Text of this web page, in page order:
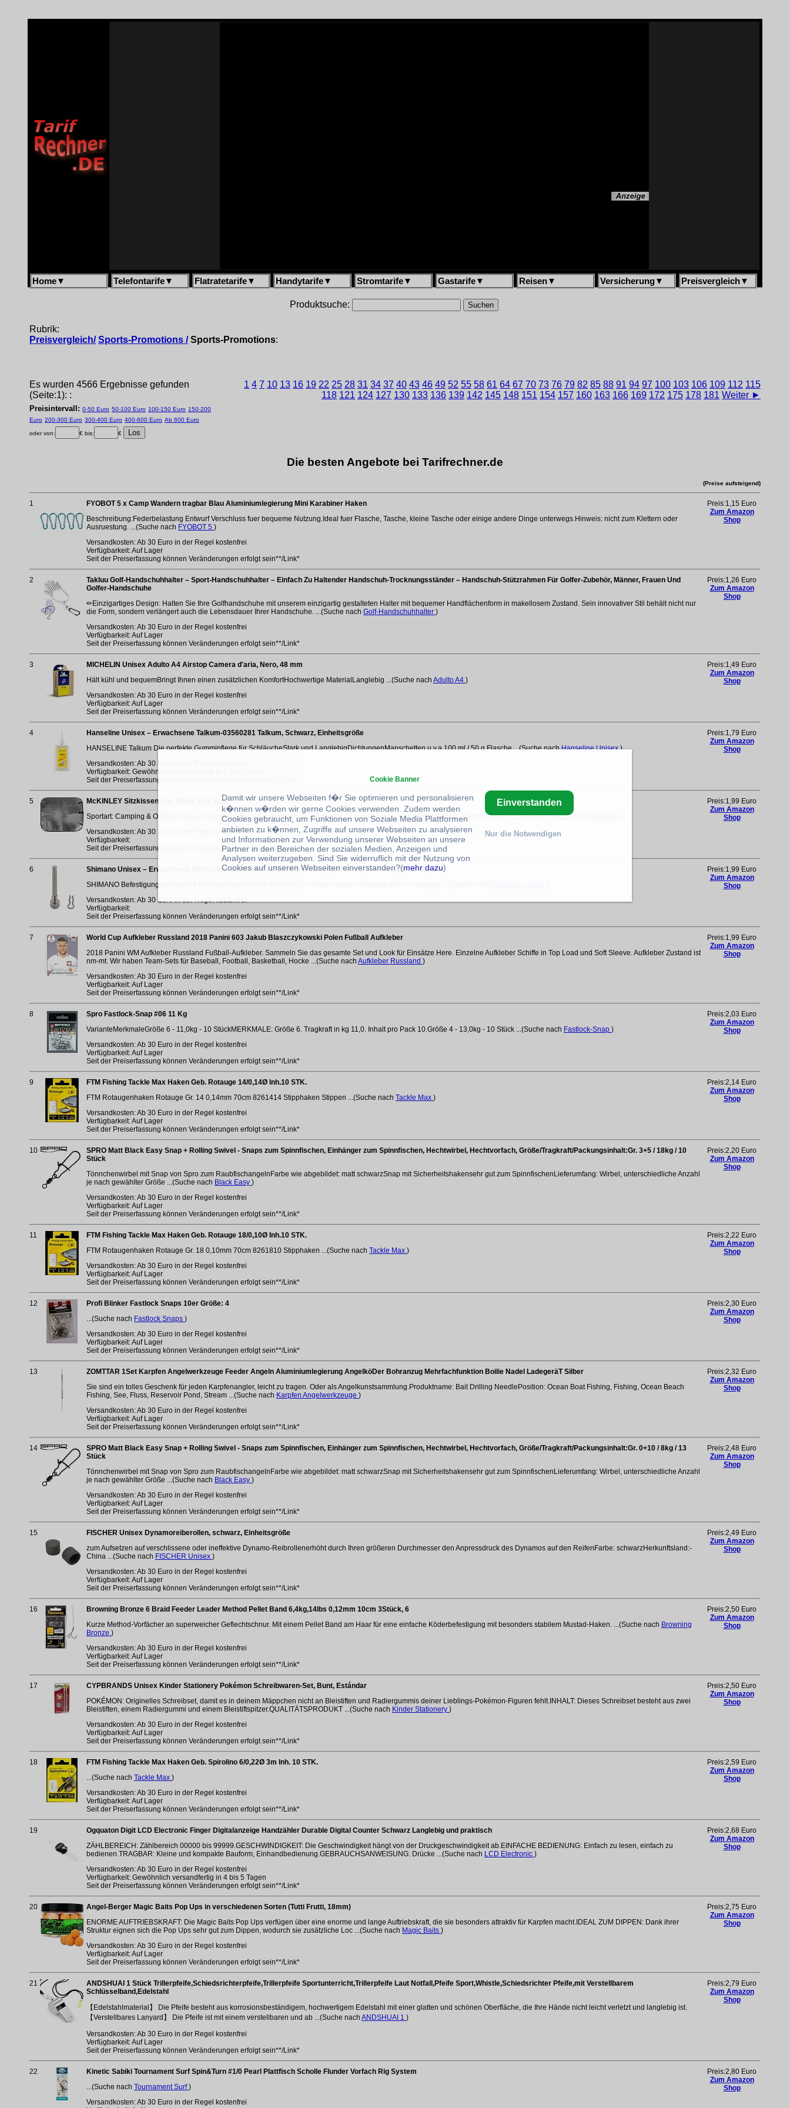
Home▼ Telefontarife▼ Flatratetarife▼ Handytarife▼ Stromtarife▼ Gastarife▼ Reisen▼ Versicherung▼ Preisvergleich▼
Produktsuche:
Rubrik:
Preisvergleich/ Sports-Promotions / Sports-Promotions:
Es wurden 4566 Ergebnisse gefunden
(Seite:1): :
1 4 7 10 13 16 19 22 25 28 31 34 37 40 43 46 49 52 55 58 61 64 67 70 73 76 79 82 85 88 91 94 97 100 103 106 109 112 115
118 121 124 127 130 133 136 139 142 145 148 151 154 157 160 163 166 169 172 175 178 181 Weiter ►
Preisintervall: 0-50 Euro 50-100 Euro 100-150 Euro 150-200
Euro 200-300 Euro 300-400 Euro 400-600 Euro Ab 600 Euro
oder von: € bis: €
Die besten Angebote bei Tarifrechner.de
(Preise aufsteigend)
1
FYOBOT 5 x Camp Wandern tragbar Blau Aluminiumlegierung Mini Karabiner Haken
Beschreibung:Federbelastung Entwurf Verschluss fuer bequeme Nutzung.Ideal fuer Flasche, Tasche, kleine Tasche oder einige andere Dinge unterwegs.Hinweis: nicht zum Klettern oder
Ausruestung. ...(Suche nach FYOBOT 5 )
Versandkosten: Ab 30 Euro in der Regel kostenfrei
Verfügbarkeit: Auf Lager
Seit der Preiserfassung können Veränderungen erfolgt sein**/Link*
Preis:1,15 Euro
Zum Amazon
Shop
2
Takluu Golf-Handschuhhalter – Sport-Handschuhhalter – Einfach Zu Haltender Handschuh-Trocknungsständer – Handschuh-Stützrahmen Für Golfer-Zubehör, Männer, Frauen Und
Golfer-Handschuhe
✏Einzigartiges Design: Halten Sie Ihre Golfhandschuhe mit unserem einzigartig gestalteten Halter mit bequemer Handflächenform in makellosem Zustand. Sein innovativer Stil behält nicht nur
die Form, sondern verlängert auch die Lebensdauer Ihrer Handschuhe. ...(Suche nach Golf-Handschuhhalter )
Versandkosten: Ab 30 Euro in der Regel kostenfrei
Verfügbarkeit: Auf Lager
Seit der Preiserfassung können Veränderungen erfolgt sein**/Link*
Preis:1,26 Euro
Zum Amazon
Shop
3
MICHELIN Unisex Adulto A4 Airstop Camera d'aria, Nero, 48 mm
Hält kühl und bequemBringt Ihnen einen zusätzlichen KomfortHochwertige MaterialLanglebig ...(Suche nach Adulto A4 )
Versandkosten: Ab 30 Euro in der Regel kostenfrei
Verfügbarkeit: Auf Lager
Seit der Preiserfassung können Veränderungen erfolgt sein**/Link*
Preis:1,49 Euro
Zum Amazon
Shop
4
Hanseline Unisex – Erwachsene Talkum-03560281 Talkum, Schwarz, Einheitsgröße
HANSELINE Talkum Die perfekte Gummipflege für SchläucheStark und LanglebigDichtungenManschetten u.v.a.100 ml / 50 g Flasche ...(Suche nachHanseline Unisex)
Versandkosten: Ab 30 Euro in der Regel kostenfrei
Verfügbarkeit: Gewöhnlich versandfertig in 2 bis 3 Tagen
Seit der Preiserfassung können Veränderungen erfolgt sein**/Link*
Preis:1,79 Euro
Zum Amazon
Shop
5
McKINLEY Sitzkissen Alu, Silber, One Size
Sportart: Camping & OutdoorFarbe: SilberVerpackungsabmessungen (L x B x H): 11.5 x 11.5 x 11.5 ZmHerkunftsland:- Deutschland ...(Suche nachMcKINLEY Sitzkissen
Versandkosten: Ab 30 Euro in der Regel kostenfrei
Verfügbarkeit:
Seit der Preiserfassung können Veränderungen erfolgt sein**/Link*
Preis:1,99 Euro
Zum Amazon
Shop
6
Shimano Unisex – Erwachsene Befestigungsbolzen-08175226 Befestigungsbolzen, Schwarz, Einheitsgröße
SHIMANO Befestigungsbolzen Für BremsbelägeStückfür BR-M785Es ist aus starkem MaterialLeicht zu reinigen ...(Suche nach
Versandkosten: Ab 30 Euro in der Regel kostenfrei
Verfügbarkeit:
Seit der Preiserfassung können Veränderungen erfolgt sein**/Link*
Preis:1,99 Euro
Zum Amazon
Shop
7
World Cup Aufkleber Russland 2018 Panini 603 Jakub Blaszczykowski Polen Fußball Aufkleber
2018 Panini WM Aufkleber Russland Fußball-Aufkleber. Sammeln Sie das gesamte Set und Look für Einsätze Here. Einzelne Aufkleber Schiffe in Top Load und Soft Sleeve. Aufkleber Zustand ist
nm-mt. Wir haben Team-Sets für Baseball, Football, Basketball, Hocke ...(Suche nach Aufkleber Russland )
Versandkosten: Ab 30 Euro in der Regel kostenfrei
Verfügbarkeit: Auf Lager
Seit der Preiserfassung können Veränderungen erfolgt sein**/Link*
Preis:1,99 Euro
Zum Amazon
Shop
8
Spro Fastlock-Snap #06 11 Kg
VarianteMerkmaleGröße 6 - 11,0kg - 10 StückMERKMALE: Größe 6. Tragkraft in kg 11,0. Inhalt pro Pack 10.Größe 4 - 13,0kg - 10 Stück ...(Suche nach Fastlock-Snap )
Versandkosten: Ab 30 Euro in der Regel kostenfrei
Verfügbarkeit: Auf Lager
Seit der Preiserfassung können Veränderungen erfolgt sein**/Link*
Preis:2,03 Euro
Zum Amazon
Shop
9
FTM Fishing Tackle Max Haken Geb. Rotauge 14/0,14Ø Inh.10 STK.
FTM Rotaugenhaken Rotauge Gr. 14 0,14mm 70cm 8261414 Stipphaken Stippen ...(Suche nach Tackle Max )
Versandkosten: Ab 30 Euro in der Regel kostenfrei
Verfügbarkeit: Auf Lager
Seit der Preiserfassung können Veränderungen erfolgt sein**/Link*
Preis:2,14 Euro
Zum Amazon
Shop
10
SPRO Matt Black Easy Snap + Rolling Swivel - Snaps zum Spinnfischen, Einhänger zum Spinnfischen, Hechtwirbel, Hechtvorfach, Größe/Tragkraft/Packungsinhalt:Gr. 3+5 / 18kg / 10
Stück
Tönnchenwirbel mit Snap von Spro zum RaubfischangelnFarbe wie abgebildet: matt schwarzSnap mit Sicherheitshakensehr gut zum SpinnfischenLieferumfang: Wirbel, unterschiedliche Anzahl
je nach gewählter Größe ...(Suche nach Black Easy )
Versandkosten: Ab 30 Euro in der Regel kostenfrei
Verfügbarkeit: Auf Lager
Seit der Preiserfassung können Veränderungen erfolgt sein**/Link*
Preis:2,20 Euro
Zum Amazon
Shop
11
FTM Fishing Tackle Max Haken Geb. Rotauge 18/0,10Ø Inh.10 STK.
FTM Rotaugenhaken Rotauge Gr. 18 0,10mm 70cm 8261810 Stipphaken ...(Suche nach Tackle Max )
Versandkosten: Ab 30 Euro in der Regel kostenfrei
Verfügbarkeit: Auf Lager
Seit der Preiserfassung können Veränderungen erfolgt sein**/Link*
Preis:2,22 Euro
Zum Amazon
Shop
12
Profi Blinker Fastlock Snaps 10er Größe: 4
...(Suche nach Fastlock Snaps )
Versandkosten: Ab 30 Euro in der Regel kostenfrei
Verfügbarkeit: Auf Lager
Seit der Preiserfassung können Veränderungen erfolgt sein**/Link*
Preis:2,30 Euro
Zum Amazon
Shop
13
ZOMTTAR 1Set Karpfen Angelwerkzeuge Feeder Angeln Aluminiumlegierung AngelköDer Bohranzug Mehrfachfunktion Boilie Nadel LadegeräT Silber
Sie sind ein tolles Geschenk für jeden Karpfenangler, leicht zu tragen. Oder als Angelkunstsammlung.Produktname: Bait Drilling NeedlePosition: Ocean Boat Fishing, Fishing, Ocean Beach
Fishing, See, Fluss, Reservoir Pond, Stream ...(Suche nach Karpfen Angelwerkzeuge )
Versandkosten: Ab 30 Euro in der Regel kostenfrei
Verfügbarkeit: Auf Lager
Seit der Preiserfassung können Veränderungen erfolgt sein**/Link*
Preis:2,32 Euro
Zum Amazon
Shop
14
SPRO Matt Black Easy Snap + Rolling Swivel - Snaps zum Spinnfischen, Einhänger zum Spinnfischen, Hechtwirbel, Hechtvorfach, Größe/Tragkraft/Packungsinhalt:Gr. 0+10 / 8kg / 13
Stück
Tönnchenwirbel mit Snap von Spro zum RaubfischangelnFarbe wie abgebildet: matt schwarzSnap mit Sicherheitshakensehr gut zum SpinnfischenLieferumfang: Wirbel, unterschiedliche Anzahl
je nach gewählter Größe ...(Suche nach Black Easy )
Versandkosten: Ab 30 Euro in der Regel kostenfrei
Verfügbarkeit: Auf Lager
Seit der Preiserfassung können Veränderungen erfolgt sein**/Link*
Preis:2,48 Euro
Zum Amazon
Shop
15
FISCHER Unisex Dynamoreiberollen, schwarz, Einheitsgröße
zum Aufsetzen auf verschlissene oder ineffektive Dynamo-Reibrollenerhöht durch Ihren größeren Durchmesser den Anpressdruck des Dynamos auf den ReifenFarbe: schwarzHerkunftsland:-
China ...(Suche nach FISCHER Unisex )
Versandkosten: Ab 30 Euro in der Regel kostenfrei
Verfügbarkeit: Auf Lager
Seit der Preiserfassung können Veränderungen erfolgt sein**/Link*
Preis:2,49 Euro
Zum Amazon
Shop
16
Browning Bronze 6 Braid Feeder Leader Method Pellet Band 6,4kg,14lbs 0,12mm 10cm 3Stück, 6
Kurze Method-Vorfächer an superweicher Geflechtschnur. Mit einem Pellet Band am Haar für eine einfache Köderbefestigung mit besonders stabilem Mustad-Haken. ...(Suche nach Browning
Bronze )
Versandkosten: Ab 30 Euro in der Regel kostenfrei
Verfügbarkeit: Auf Lager
Seit der Preiserfassung können Veränderungen erfolgt sein**/Link*
Preis:2,50 Euro
Zum Amazon
Shop
17
CYPBRANDS Unisex Kinder Stationery Pokémon Schreibwaren-Set, Bunt, Estándar
POKÉMON: Originelles Schreibset, damit es in deinem Mäppchen nicht an Bleistiften und Radiergummis deiner Lieblings-Pokémon-Figuren fehlt.INHALT: Dieses Schreibset besteht aus zwei
Bleistiften, einem Radiergummi und einem Bleistiftspitzer.QUALITÄTSPRODUKT ...(Suche nach Kinder Stationery )
Versandkosten: Ab 30 Euro in der Regel kostenfrei
Verfügbarkeit: Auf Lager
Seit der Preiserfassung können Veränderungen erfolgt sein**/Link*
Preis:2,50 Euro
Zum Amazon
Shop
18
FTM Fishing Tackle Max Haken Geb. Spirolino 6/0,22Ø 3m Inh. 10 STK.
...(Suche nach Tackle Max )
Versandkosten: Ab 30 Euro in der Regel kostenfrei
Verfügbarkeit: Auf Lager
Seit der Preiserfassung können Veränderungen erfolgt sein**/Link*
Preis:2,59 Euro
Zum Amazon
Shop
19
Ogquaton Digit LCD Electronic Finger Digitalanzeige Handzähler Durable Digital Counter Schwarz Langlebig und praktisch
ZÄHLBEREICH: Zählbereich 00000 bis 99999.GESCHWINDIGKEIT: Die Geschwindigkeit hängt von der Druckgeschwindigkeit ab.EINFACHE BEDIENUNG: Einfach zu lesen, einfach zu
bedienen.TRAGBAR: Kleine und kompakte Bauform, Einhandbedienung.GEBRAUCHSANWEISUNG: Drücke ...(Suche nach LCD Electronic )
Versandkosten: Ab 30 Euro in der Regel kostenfrei
Verfügbarkeit: Gewöhnlich versandfertig in 4 bis 5 Tagen
Seit der Preiserfassung können Veränderungen erfolgt sein**/Link*
Preis:2,68 Euro
Zum Amazon
Shop
20
Angel-Berger Magic Baits Pop Ups in verschiedenen Sorten (Tutti Frutti, 18mm)
ENORME AUFTRIEBSKRAFT: Die Magic Baits Pop Ups verfügen über eine enorme und lange Auftriebskraft, die sie besonders attraktiv für Karpfen macht.IDEAL ZUM DIPPEN: Dank ihrer
Struktur eignen sich die Pop Ups sehr gut zum Dippen, wodurch sie zusätzliche Loc ...(Suche nach Magic Baits )
Versandkosten: Ab 30 Euro in der Regel kostenfrei
Verfügbarkeit: Auf Lager
Seit der Preiserfassung können Veränderungen erfolgt sein**/Link*
Preis:2,75 Euro
Zum Amazon
Shop
21
ANDSHUAI 1 Stück Trillerpfeife,Schiedsrichterpfeife,Trillerpfeife Sportunterricht,Trillerpfeife Laut Notfall,Pfeife Sport,Whistle,Schiedsrichter Pfeife,mit Verstellbarem
Schlüsselband,Edelstahl
【Edelstahlmaterial】 Die Pfeife besteht aus korrosionsbeständigem, hochwertigem Edelstahl mit einer glatten und schönen Oberfläche, die Ihre Hände nicht leicht verletzt und langlebig ist.
【Verstellbares Lanyard】 Die Pfeife ist mit einem verstellbaren und ab ...(Suche nach ANDSHUAI 1 )
Versandkosten: Ab 30 Euro in der Regel kostenfrei
Verfügbarkeit: Auf Lager
Seit der Preiserfassung können Veränderungen erfolgt sein**/Link*
Preis:2,79 Euro
Zum Amazon
Shop
22
Kinetic Sabiki Tournament Surf Spin&Turn #1/0 Pearl Plattfisch Scholle Flunder Vorfach Rig System
...(Suche nach Tournament Surf)
Versandkosten: Ab 30 Euro in der Regel kostenfrei
Preis:2,80 Euro
Zum Amazon
Shop
Cookie Banner
Damit wir unsere Webseiten f�r Sie optimieren und personalisieren
k�nnen w�rden wir gerne Cookies verwenden. Zudem werden
Cookies gebraucht, um Funktionen von Soziale Media Plattformen
anbieten zu k�nnen, Zugriffe auf unsere Webseiten zu analysieren
und Informationen zur Verwendung unserer Webseiten an unsere
Partner in den Bereichen der sozialen Medien, Anzeigen und
Analysen weiterzugeben. Sind Sie widerruflich mit der Nutzung von
Cookies auf unseren Webseiten einverstanden?(mehr dazu)
Einverstanden
Nur die Notwendigen